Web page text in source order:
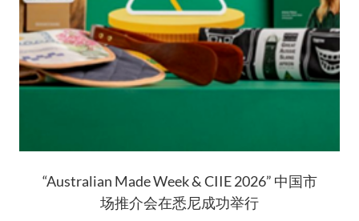
“Australian Made Week & CIIE 2026” 中国市
场推介会在悉尼成功举行